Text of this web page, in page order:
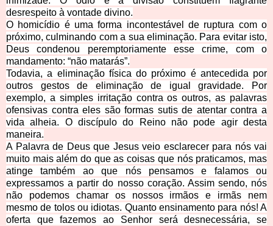
desrespeito à vontade divino.
O homicídio é uma forma incontestável de ruptura com o
próximo, culminando com a sua eliminação. Para evitar isto,
Deus condenou peremptoriamente esse crime, com o
mandamento: “não matarás”.
Todavia, a eliminação física do próximo é antecedida por
outros gestos de eliminação de igual gravidade. Por
exemplo, a simples irritação contra os outros, as palavras
ofensivas contra eles são formas sutis de atentar contra a
vida alheia. O discípulo do Reino não pode agir desta
maneira.
A Palavra de Deus que Jesus veio esclarecer para nós vai
muito mais além do que as coisas que nós praticamos, mas
atinge também ao que nós pensamos e falamos ou
expressamos a partir do nosso coração. Assim sendo, nós
não podemos chamar os nossos irmãos e irmãs nem
mesmo de tolos ou idiotas. Quanto ensinamento para nós! A
oferta que fazemos ao Senhor será desnecessária, se